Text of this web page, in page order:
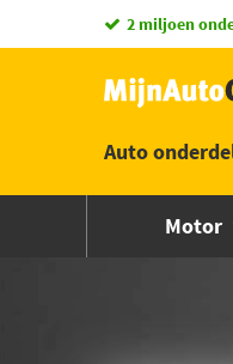
vandaag
Auto
Motor